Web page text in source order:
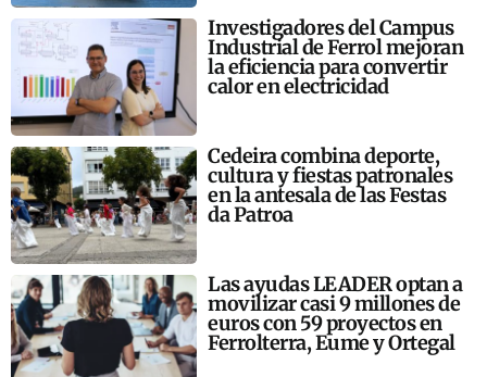
Investigadores del Campus
Industrial de Ferrol mejoran
la eficiencia para convertir
calor en electricidad
Cedeira combina deporte,
cultura y fiestas patronales
en la antesala de las Festas
da Patroa
Las ayudas LEADER optan a
movilizar casi 9 millones de
euros con 59 proyectos en
Ferrolterra, Eume y Ortegal